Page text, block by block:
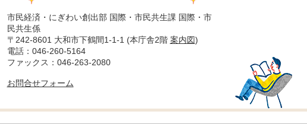
市民経済・にぎわい創出部 国際・市民共生課 国際・市
民共生係
〒242-8601 大和市下鶴間1-1-1 (本庁舎2階 案内図)
電話：046-260-5164
ファックス：046-263-2080
お問合せフォーム